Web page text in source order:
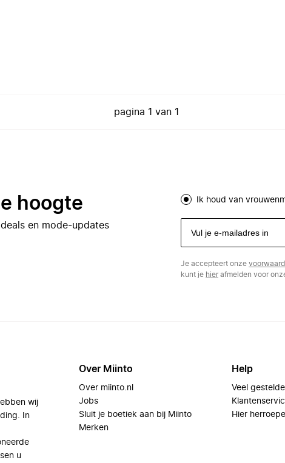
pagina 1 van 1
hoogte
en mode-updates
Ik houd van
Je accepteert onze
kunt je hierafmelden voor
wij
In
u
Over Miinto
Over miinto.nl
Jobs
Sluit je boetiek aan bij Miinto
Merken
Help
Veel
Hier